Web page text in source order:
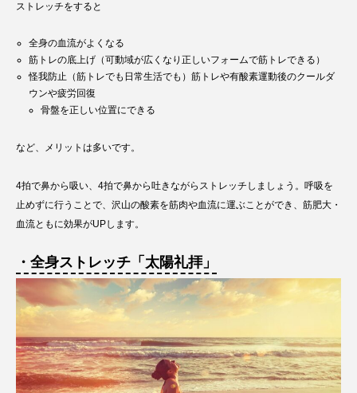
ストレッチをすると
全身の血流がよくなる
筋トレの底上げ（可動域が広くなり正しいフォームで筋トレできる）
怪我防止（筋トレでも日常生活でも）筋トレや有酸素運動後のクールダ
ウンや疲労回復
骨盤を正しい位置にできる
など、メリットは多いです。
4拍で鼻から吸い、4拍で鼻から吐きながらストレッチしましょう。呼吸を
止めずに行うことで、沢山の酸素を筋肉や血流に運ぶことができ、筋肥大・
血流ともに効果がUPします。
・全身ストレッチ「太陽礼拝」